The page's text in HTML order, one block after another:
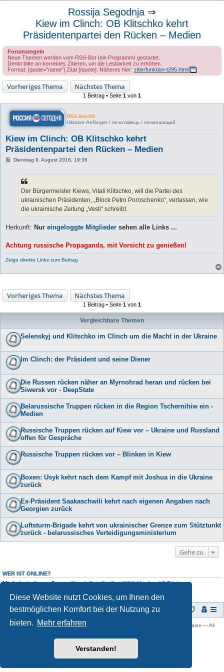
Diese Website nutzt Cookies, um Ihnen den
bestmöglichen Komfort bei der Nutzung zu
bieten.
Mehr erfahren
Verstanden!
Rossija Segodnja ⇒
Kiew im Clinch: OB Klitschko kehrt
Präsidentenpartei den Rücken – Medien
Forumsregeln
Neue Themen werden vom RSS-Bot (ein Programm) gestartet.
Denkt bitte an korrektes Zitieren, um die Lesbarkeit zu erhöhen.
Format: [quote="name"] Zitat [/quote]. Näheres hier: zitierfunktion-t295.html
Vorheriges Thema Nächstes Thema
1 Beitrag • Seite 1 von 1
RSS-Bot-RS
Ukraine-Anfänger / початківець / начинающий
Kiew im Clinch: OB Klitschko kehrt
Präsidentenpartei den Rücken – Medien
BDienstag 9. August 2016, 19:36
Der Bürgermeister Kiews, Vitali Klitschko, will die Partei des
ukrainischen Präsidenten, „Block Petro Poroschenko“, verlassen, wie
die ukrainische Zeitung „Vesti“ schreibt.
Herkunft: Nur eingeloggte Mitglieder sehen alle Links ...
Achtung russische Propaganda, mit Vorsicht zu genießen!
Zeige direkte Links zum Beitrag
Vorheriges Thema Nächstes Thema
1 Beitrag • Seite 1 von 1
Vergleichbare Themen
Selenskyj und Klitschko im Clinch um die Macht in der Ukraine
Im Clinch: der Präsident und seine Diener
Die Russen rücken näher an Myrnohrad heran und rücken bei
Siwersk vor - DeepState
Belarussische Truppen rücken in die Region Tschernihiw ein -
Medien
Russische Truppen rücken auf Kiew vor – Ukraine und Russland
offen für Gespräche
Russische Truppen rücken vor – Blinken in Kiew
Boxen: Usyk kehrt nach dem Kampf mit Joshua in die Ukraine
zurück
Ex-Präsident Saakaschwili kehrt nach eigenen Angaben nach
Georgien zurück
Luftsturm-Brigade kehrt von ukrainischer Grenze zum Stütztunkt
zurück - belarussisches Verteidigungsministerium
Gehe zu
WER IST ONLINE?
Mitglieder in diesem Forum:ClaudeBot,DotBot [SEO Moz]und 0 Gäste
Foren-Übersicht
Copyright © 2009 -2026 Ukraine-Forum: Infos, Tipps und Diskussionen zur Ukraine — All
Deutsche Übersetzung durch